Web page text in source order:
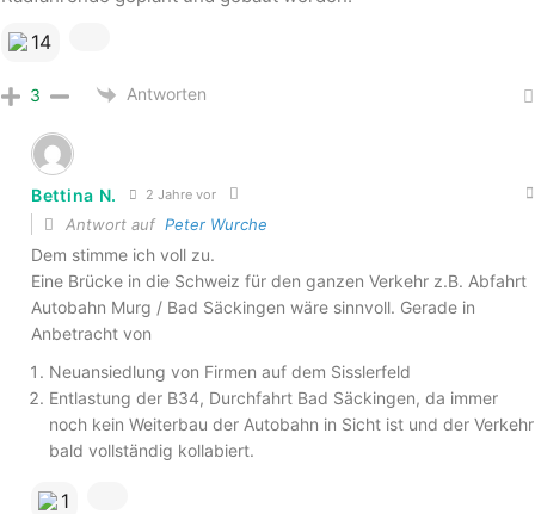
14
3 Antworten
Bettina N. 2 Jahre vor
Antwort auf Peter Wurche
Dem stimme ich voll zu.
Eine Brücke in die Schweiz für den ganzen Verkehr z.B. Abfahrt
Autobahn Murg / Bad Säckingen wäre sinnvoll. Gerade in
Anbetracht von
Neuansiedlung von Firmen auf dem Sisslerfeld
Entlastung der B34, Durchfahrt Bad Säckingen, da immer
noch kein Weiterbau der Autobahn in Sicht ist und der Verkehr
bald vollständig kollabiert.
1